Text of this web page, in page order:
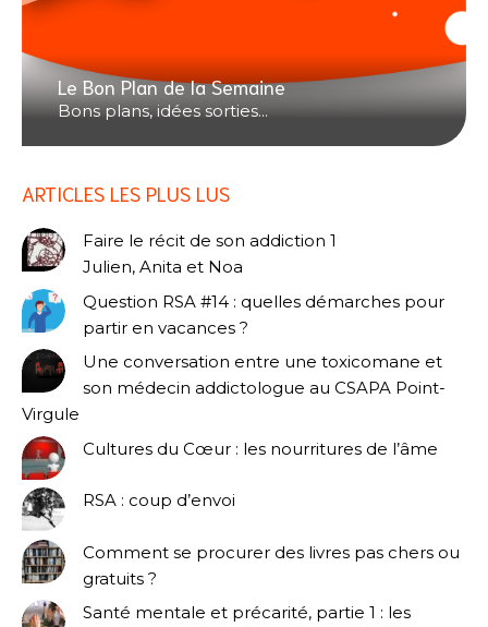
Le Bon Plan de la Semaine
Bons plans, idées sorties...
ARTICLES LES PLUS LUS
Faire le récit de son addiction 1
Julien, Anita et Noa
Question RSA #14 : quelles démarches pour
partir en vacances ?
Une conversation entre une toxicomane et
son médecin addictologue au CSAPA Point-
Virgule
Cultures du Cœur : les nourritures de l’âme
RSA : coup d’envoi
Comment se procurer des livres pas chers ou
gratuits ?
Santé mentale et précarité, partie 1 : les